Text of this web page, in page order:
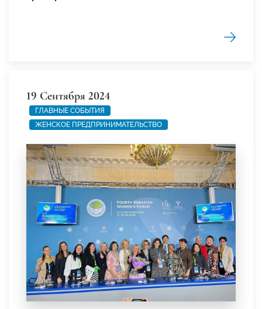
19 Сентября 2024
ГЛАВНЫЕ СОБЫТИЯ
ЖЕНСКОЕ ПРЕДПРИНИМАТЕЛЬСТВО